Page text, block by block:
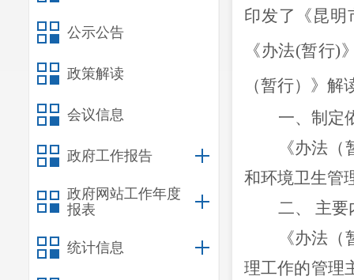
公示公告
政策解读
会议信息
政府工作报告
政府网站工作年度
报表
统计信息
印发了《昆明
《办法(暂行)
（暂行）》解
一、 制定
《办法
和环境卫生管
二、
主要
《办法
理工作的管理